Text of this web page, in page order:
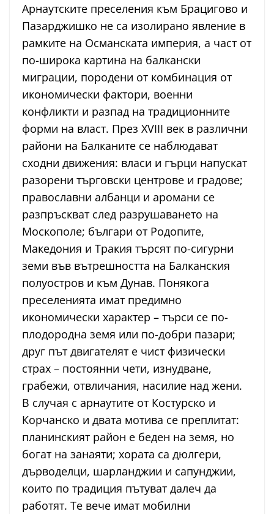
Арнаутските преселения към Брацигово и
Пазарджишко не са изолирано явление в
рамките на Османската империя, а част от
по-широка картина на балкански
миграции, породени от комбинация от
икономически фактори, военни
конфликти и разпад на традиционните
форми на власт. През XVIII век в различни
райони на Балканите се наблюдават
сходни движения: власи и гърци напускат
разорени търговски центрове и градове;
православни албанци и аромани се
разпръскват след разрушаването на
Москополе; българи от Родопите,
Македония и Тракия търсят по-сигурни
земи във вътрешността на Балканския
полуостров и към Дунав. Понякога
преселенията имат предимно
икономически характер – търси се по-
плодородна земя или по-добри пазари;
друг път двигателят е чист физически
страх – постоянни чети, изнудване,
грабежи, отвличания, насилие над жени.
В случая с арнаутите от Костурско и
Корчанско и двата мотива се преплитат:
планинският район е беден на земя, но
богат на занаяти; хората са дюлгери,
дърводелци, шарланджии и сапунджии,
които по традиция пътуват далеч да
работят. Те вече имат мобилни